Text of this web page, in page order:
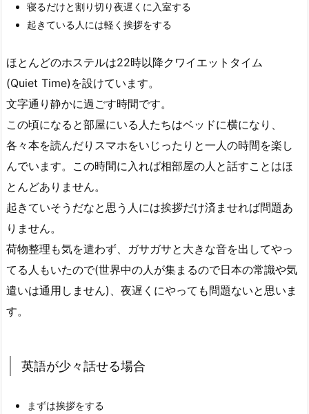
寝るだけと割り切り夜遅くに入室する
起きている人には軽く挨拶をする
ほとんどのホステルは22時以降クワイエットタイム
(Quiet Time)を設けています。
文字通り静かに過ごす時間です。
この頃になると部屋にいる人たちはベッドに横になり、
各々本を読んだりスマホをいじったりと一人の時間を楽し
んでいます。この時間に入れば相部屋の人と話すことはほ
とんどありません。
起きていそうだなと思う人には挨拶だけ済ませれば問題あ
りません。
荷物整理も気を遣わず、ガサガサと大きな音を出してやっ
てる人もいたので(世界中の人が集まるので日本の常識や気
遣いは通用しません)、夜遅くにやっても問題ないと思いま
す。
英語が少々話せる場合
まずは挨拶をする